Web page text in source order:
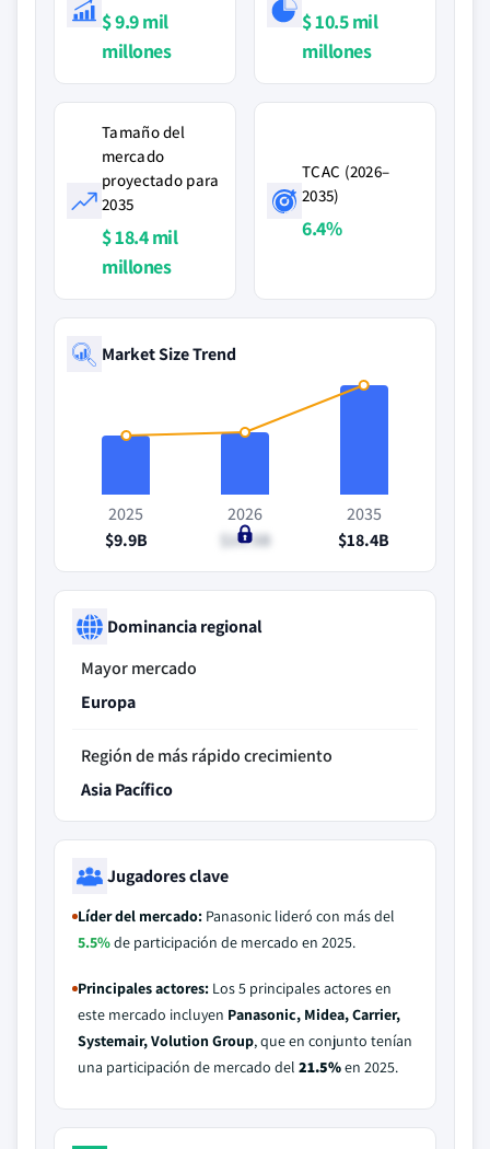
$ 9.9 mil
millones
$ 10.5 mil
millones
Tamaño del
mercado
proyectado para
2035
$ 18.4 mil
millones
TCAC (2026–
2035)
6.4%
Market Size Trend
2025
$9.9B
2026
$10.5B
2035
$18.4B
Dominancia regional
Mayor mercado
Europa
Región de más rápido crecimiento
Asia Pacífico
Jugadores clave
Líder del mercado: Panasonic lideró con más del
5.5%de participación de mercado en 2025.
Principales actores: Los 5 principales actores en
este mercado incluyen Panasonic, Midea, Carrier,
Systemair, Volution Group, que en conjunto tenían
una participación de mercado del 21.5%en 2025.